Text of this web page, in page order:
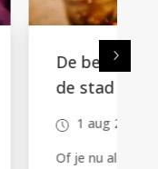
in
of er net